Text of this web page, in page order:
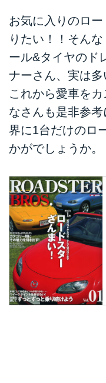
お気に入りのロ
りたい！！そん
ール&タイヤのド
ナーさん、実は多
これから愛車を
なさんも是非参
界に1台だけのロ
かがでしょうか。